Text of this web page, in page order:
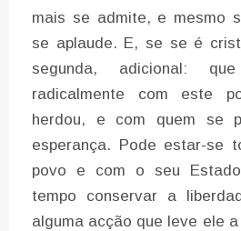
mais se admite, e mesmo
se aplaude. E, se se é
segunda, adicional:
radicalmente com este
herdou, e com quem se
esperança. Pode estar-se
povo e com o seu
tempo conservar a
alguma acção que leve ele